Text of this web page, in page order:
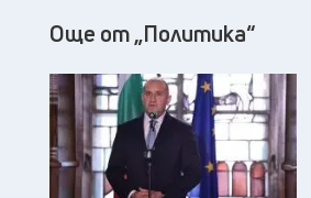
Още от „Политика“